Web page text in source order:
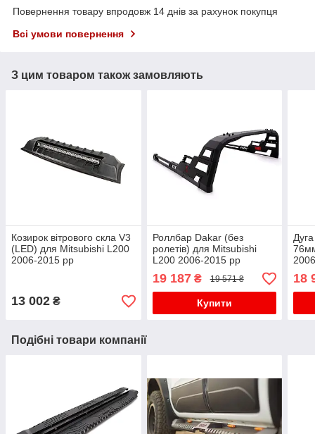
Повернення товару впродовж 14 днів за рахунок покупця
Всі умови повернення
З цим товаром також замовляють
Козирок вітрового скла V3
(LED) для Mitsubishi L200
2006-2015 рр
13 002 ₴
Роллбар Dakar (без
ролетів) для Mitsubishi
L200 2006-2015 рр
19 187₴ 19 571 ₴
Купити
18
Подібні товари компанії